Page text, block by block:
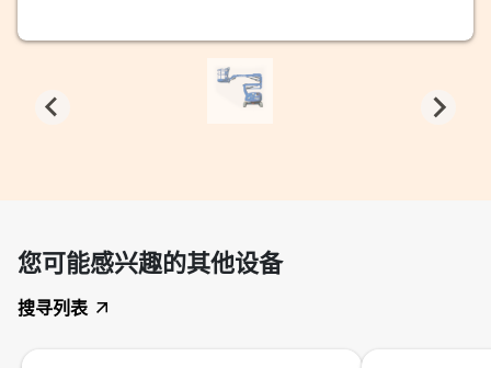
您可能感兴趣的其他设备
搜寻列表